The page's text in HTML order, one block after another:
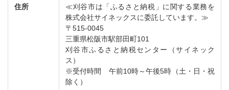
住所
≪刈谷市は「ふるさと納税」に関する業務を
株式会社サイネックスに委託しています。≫
〒515-0045
三重県松阪市駅部田町101
刈谷市ふるさと納税センター（サイネック
ス）
※受付時間 午前10時～午後5時（土・日・祝
除く）